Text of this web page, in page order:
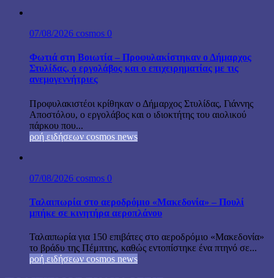
07/08/2026 cosmos 0
Φωτιά στη Βοιωτία – Προφυλακίστηκαν ο Δήμαρχος
Στυλίδας, ο εργολάβος και ο επιχειρηματίας με τις
ανεμογεννήτριες
Προφυλακιστέοι κρίθηκαν ο Δήμαρχος Στυλίδας, Γιάννης
Αποστόλου, ο εργολάβος και ο ιδιοκτήτης του αιολικού
πάρκου που...
ροή ειδήσεων cosmos news
07/08/2026 cosmos 0
Ταλαιπωρία στο αεροδρόμιο «Μακεδονία» – Πουλί
μπήκε σε κινητήρα αεροπλάνου
Ταλαιπωρία για 150 επιβάτες στο αεροδρόμιο «Μακεδονία»
το βράδυ της Πέμπτης, καθώς εντοπίστηκε ένα πτηνό σε...
ροή ειδήσεων cosmos news